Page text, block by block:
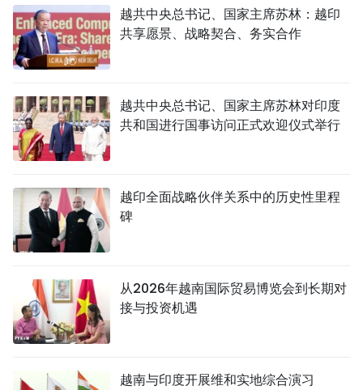
图表新闻
ENGLISH
РУССКИЙ
越共中央总书记、国家主席苏林：越印
共享愿景、战略契合、务实合作
越共中央总书记、国家主席苏林对印度
共和国进行国事访问正式欢迎仪式举行
越印全面战略伙伴关系中的历史性里程
碑
从2026年越南国际贸易博览会到长期对
接与投资机遇
越南与印度开展维和实地综合演习